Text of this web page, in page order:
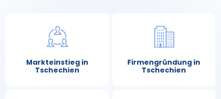
Markteinstieg in
Tschechien
Firmengründung in
Tschechien